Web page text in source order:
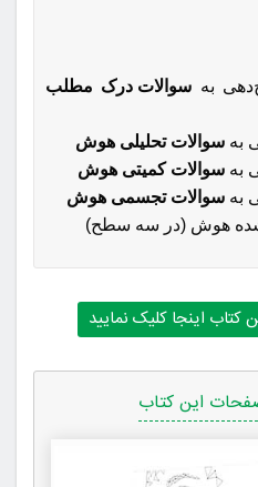
به سوالات درک مطلب
به سوالات تحلیلی هوش
به سوالات کمیتی هوش
به سوالات تجسمی هوش
هوش (در سه سطح)
اینجا کلیک نمایید
این کتاب